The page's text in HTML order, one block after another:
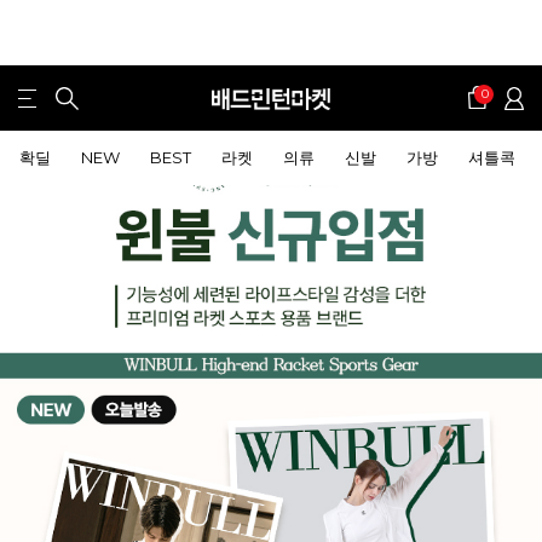
0
확딜 NEW BEST 라켓 의류 신발 가방 셔틀콕